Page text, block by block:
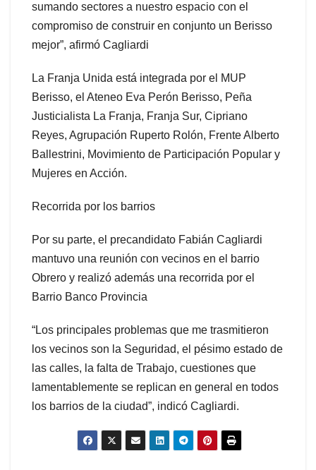
sumando sectores a nuestro espacio con el
compromiso de construir en conjunto un Berisso
mejor”, afirmó Cagliardi
La Franja Unida está integrada por el MUP
Berisso, el Ateneo Eva Perón Berisso, Peña
Justicialista La Franja, Franja Sur, Cipriano
Reyes, Agrupación Ruperto Rolón, Frente Alberto
Ballestrini, Movimiento de Participación Popular y
Mujeres en Acción.
Recorrida por los barrios
Por su parte, el precandidato Fabián Cagliardi
mantuvo una reunión con vecinos en el barrio
Obrero y realizó además una recorrida por el
Barrio Banco Provincia
“Los principales problemas que me trasmitieron
los vecinos son la Seguridad, el pésimo estado de
las calles, la falta de Trabajo, cuestiones que
lamentablemente se replican en general en todos
los barrios de la ciudad”, indicó Cagliardi.